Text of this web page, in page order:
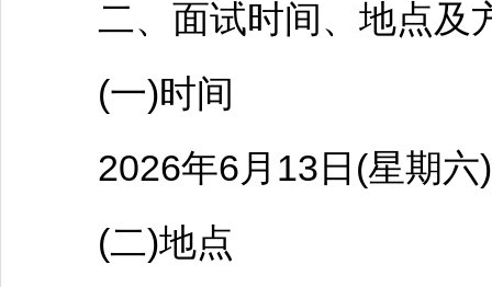
二、面试时间、地点及
(一)时间
2026年6月13日(星期六)
(二)地点